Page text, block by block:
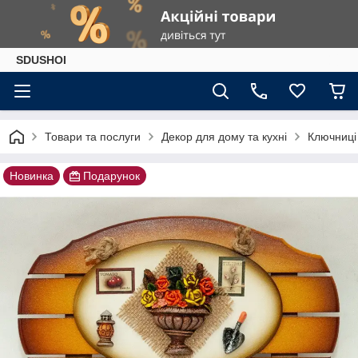
SDUSHOI
Товари та послуги Декор для дому та кухні Ключниці
Новинка Подарунок